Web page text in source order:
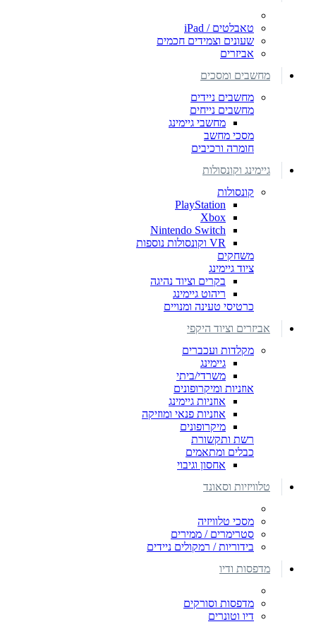
טאבלטים / iPad
שעונים וצמידים חכמים
אביזרים
מחשבים ומסכים
מחשבים ניידים
מחשבים נייחים
מחשבי גיימינג
מסכי מחשב
חומרה ורכיבים
גיימינג וקונסולות
קונסולות
PlayStation
Xbox
Nintendo Switch
VR וקונסולות נוספות
משחקים
ציוד גיימינג
בקרים וציוד נהיגה
ריהוט גיימינג
כרטיסי טעינה ומנויים
אביזרים וציוד היקפי
מקלדות ועכברים
גיימינג
משרדי/ביתי
אוזניות ומיקרופונים
אוזניות גיימינג
אוזניות פנאי ומוזיקה
מיקרופונים
רשת ותקשורת
כבלים ומתאמים
אחסון וגיבוי
טלוויזיות וסאונד
מסכי טלוויזיה
סטרימרים / ממירים
בידוריות / רמקולים ניידים
מדפסות ודיו
מדפסות וסורקים
דיו וטונרים